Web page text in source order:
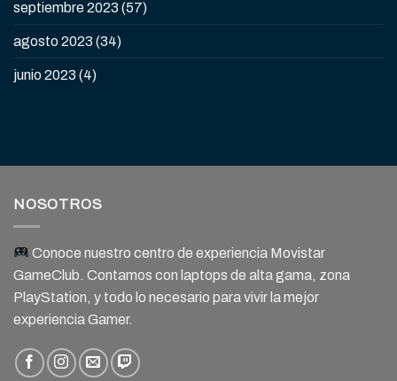
septiembre 2023 (57)
agosto 2023 (34)
junio 2023 (4)
NOSOTROS
Conoce nuestro centro de experiencia Movistar
GameClub. Contamos con laptops de alta gama, zona
PlayStation, y todo lo necesario para vivir la mejor
experiencia Gamer.